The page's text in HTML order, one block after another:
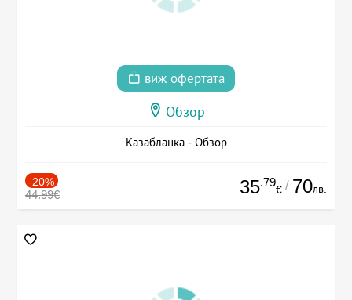
виж офертата
Обзор
Казабланка - Обзор
-20%
44.99€ 35.79
€ / 70лв.